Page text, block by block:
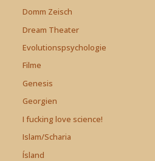
Domm Zeisch
Dream Theater
Evolutionspsychologie
Filme
Genesis
Georgien
I fucking love science!
Islam/Scharia
Ísland